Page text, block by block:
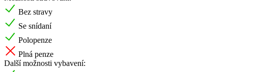
Bez stravy
Se snídaní
Polopenze
Plná penze
Další možnosti vybavení: